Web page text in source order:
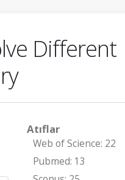
Different
Atıflar
Web of Science: 22
Pubmed: 13